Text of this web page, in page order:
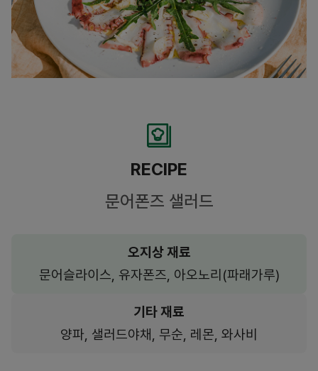
RECIPE
문어폰즈 샐러드
오지상 재료
문어슬라이스, 유자폰즈, 아오노리(파래가루)
기타 재료
양파, 샐러드야채, 무순, 레몬, 와사비